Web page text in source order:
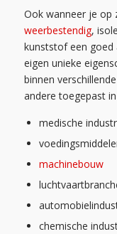
Ook wanneer je op
weerbestendig,
kunststof een
eigen unieke
binnen
andere toegepast
medische
machinebouw
chemische